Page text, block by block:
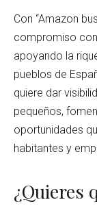
Con “Amazon
compromiso
apoyando la
pueblos de
quiere dar
pequeños,
oportunidades
habitantes y
¿Quieres